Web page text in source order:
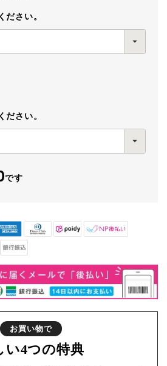
ださい。
ださい。
です
お買い物で
い4つの特典